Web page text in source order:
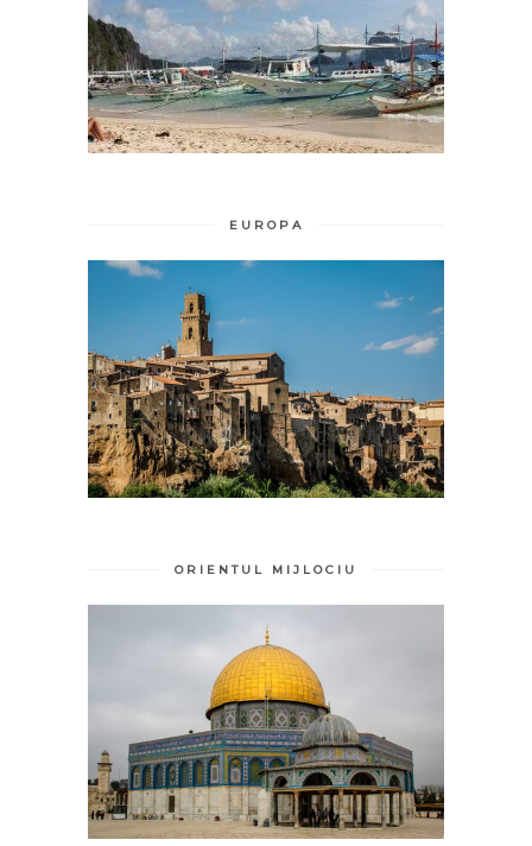
EUROPA
ORIENTUL MIJLOCIU